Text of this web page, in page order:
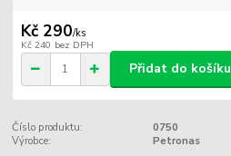
Kč 290/ks
Kč 240 bez DPH
Přidat do košíku
Číslo produktu:
0750
Výrobce:
Petronas